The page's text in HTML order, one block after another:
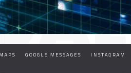
GOOGLE MESSAGES
INSTAGRAM